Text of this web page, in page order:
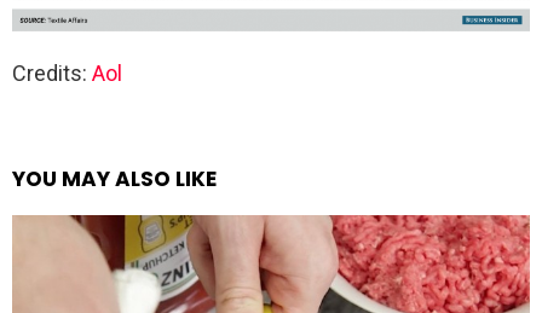
Credits: Aol
YOU MAY ALSO LIKE